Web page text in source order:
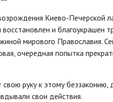
Киево-Печерской
и благоукрашен
мирового Православия.
очередная попытка
свою руку к этому
свои действия.